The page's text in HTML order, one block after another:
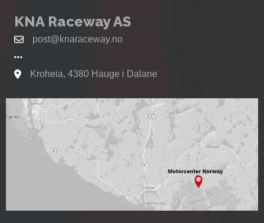
KNA Raceway AS
post@knaraceway.no
Se kart til Motorcenter Norway i Sokndal
Kroheia, 4380 Hauge i Dalane